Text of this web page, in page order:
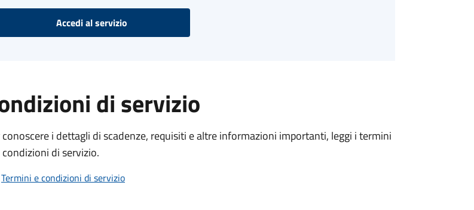
Accedi al servizio
di servizio
conoscere i dettagli di scadenze, requisiti e altre informazioni importanti, leggi i termini
condizioni di servizio.
Termini e condizioni di servizio